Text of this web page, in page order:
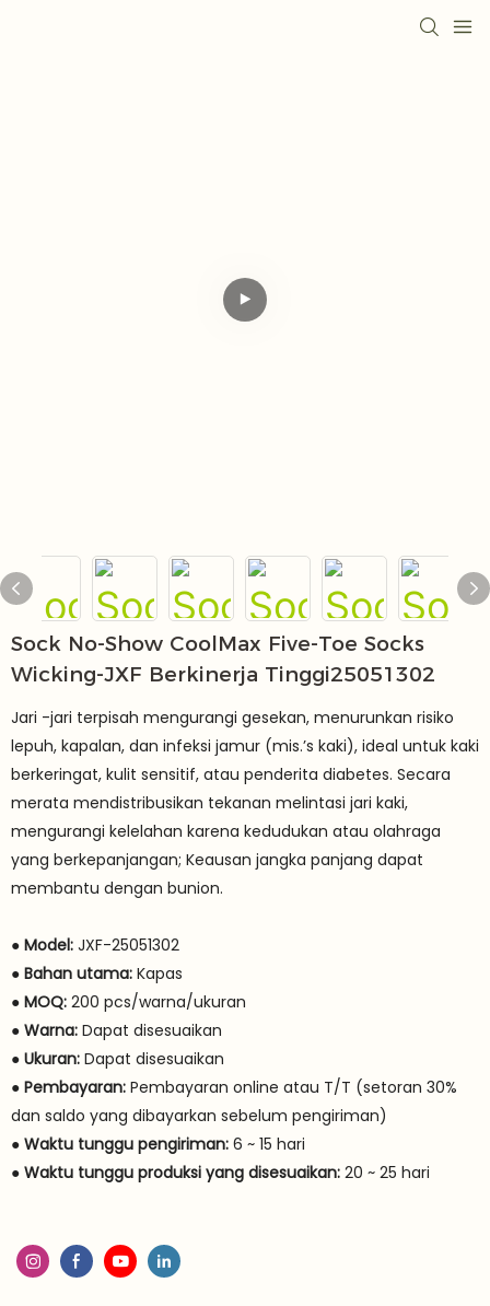
Sock No-Show CoolMax Five-Toe Socks
Wicking-JXF Berkinerja Tinggi25051302
Jari -jari terpisah mengurangi gesekan, menurunkan risiko
lepuh, kapalan, dan infeksi jamur (mis.’s kaki), ideal untuk kaki
berkeringat, kulit sensitif, atau penderita diabetes. Secara
merata mendistribusikan tekanan melintasi jari kaki,
mengurangi kelelahan karena kedudukan atau olahraga
yang berkepanjangan; Keausan jangka panjang dapat
membantu dengan bunion.
● Model: JXF-25051302
● Bahan utama: Kapas
● MOQ: 200 pcs/warna/ukuran
● Warna: Dapat disesuaikan
● Ukuran: Dapat disesuaikan
● Pembayaran: Pembayaran online atau T/T (setoran 30%
dan saldo yang dibayarkan sebelum pengiriman)
● Waktu tunggu pengiriman: 6 ~ 15 hari
● Waktu tunggu produksi yang disesuaikan: 20 ~ 25 hari